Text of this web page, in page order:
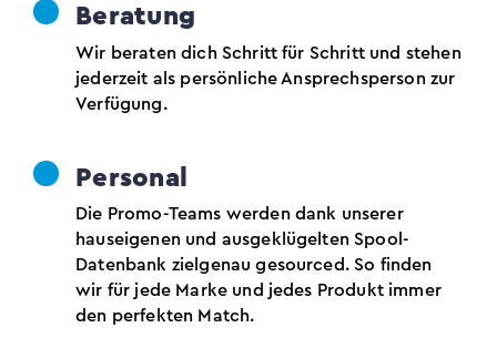
Beratung
Wir beraten dich Schritt für Schritt und stehen
jederzeit als persönliche Ansprechsperson zur
Verfügung.
Personal
Die Promo-Teams werden dank unserer
hauseigenen und ausgeklügelten Spool-
Datenbank zielgenau gesourced. So finden
wir für jede Marke und jedes Produkt immer
den perfekten Match.